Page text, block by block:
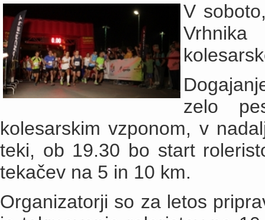
V
zelo
kolesarskim vzponom, v
teki, ob 19.30 bo start
tekačev na 5 in 10 km.
Organizatorji so za letos